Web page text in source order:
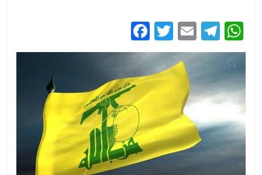
W
h
s
A
p
p
T
el
e
g
ra
m
E
m
ai
T
w
itt
er
a
e
b
o
o
k